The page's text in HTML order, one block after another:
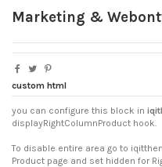
Marketing &
custom html
you can configure this block in
displayRightColumnProduct hook.
To disable entire area go to
Product page and set hidden for